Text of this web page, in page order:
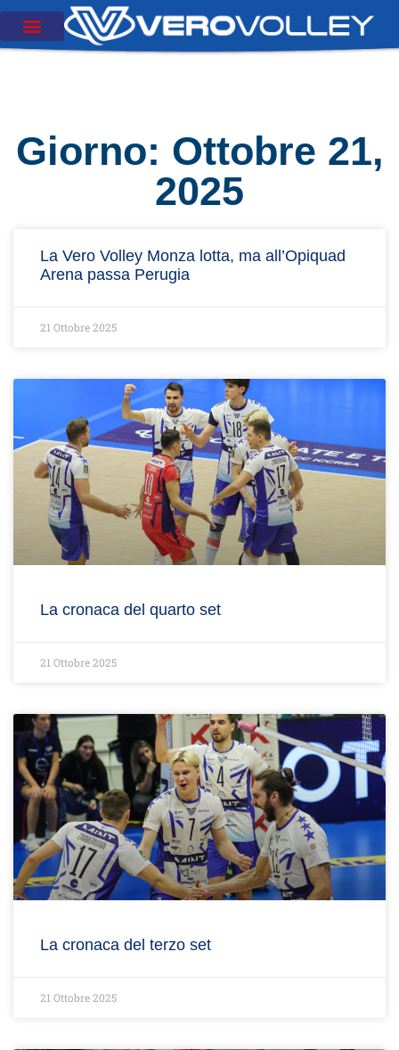
Giorno: Ottobre 21,
2025
La Vero Volley Monza lotta, ma all’Opiquad
Arena passa Perugia
21 Ottobre 2025
La cronaca del quarto set
21 Ottobre 2025
La cronaca del terzo set
21 Ottobre 2025